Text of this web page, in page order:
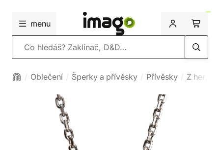
menu
Vyhledávání
Oblečení Šperky a přívěsky Přívěsky Z her,